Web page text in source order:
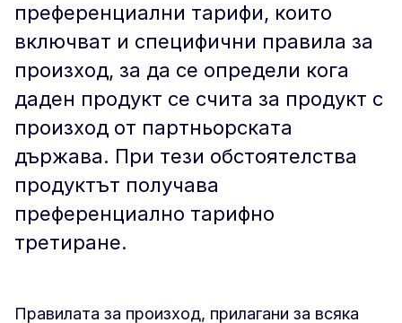
преференциални тарифи, които
включват и специфични правила за
произход, за да се определи кога
даден продукт се счита за продукт с
произход от партньорската
държава. При тези обстоятелства
продуктът получава
преференциално тарифно
третиране.
Правилата за произход, прилагани за всяка